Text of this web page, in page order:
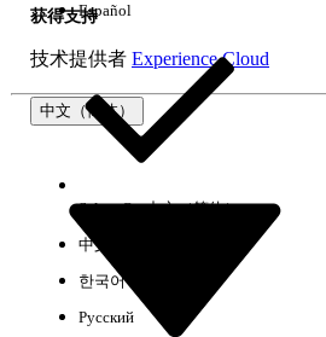
获得支持
技术提供者 Experience Cloud
中文（简体）
Español
Select Org中文（简体）
中文（繁体）
한국어
Русский